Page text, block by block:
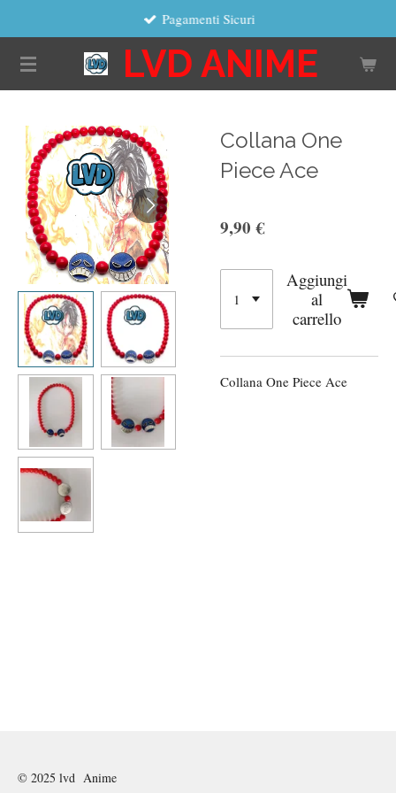
contenuto
principale
LVD ANIME
Pagamenti Sicuri
Collana One
Piece Ace
9,90 €
Aggiungi
al
carrello
Collana One Piece Ace
© 2025 lvd Anime